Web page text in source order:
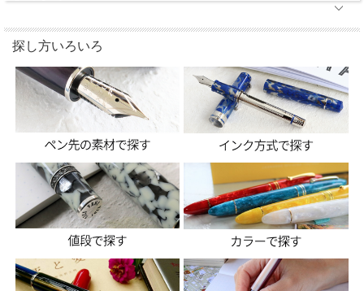
探し方いろいろ